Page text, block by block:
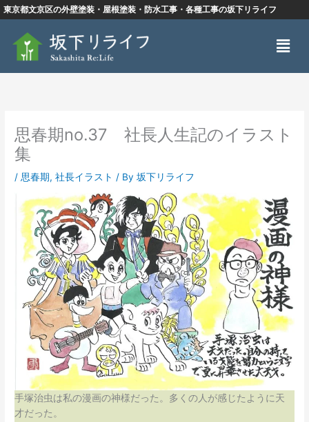
内
容
東京都文京区の外壁塗装・屋根塗装・防水工事・各種工事の坂下リライフ
メ
ニ
ュ
思春期no.37 社長人生記のイラスト
集
/ 思春期,社長イラスト / By坂下リライフ
手塚治虫は私の漫画の神様だった。多くの人が感じたように天
才だった。